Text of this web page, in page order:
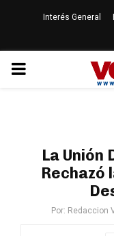
Interés General
PRIMARY
La Unión
Rechazó
Por: Redaccion